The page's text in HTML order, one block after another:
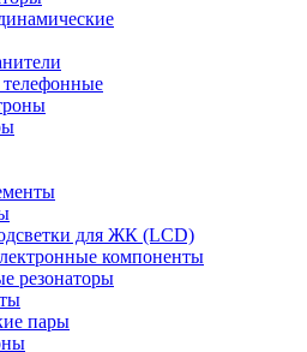
для ЖК (LCD)
компоненты
резонаторы
пары